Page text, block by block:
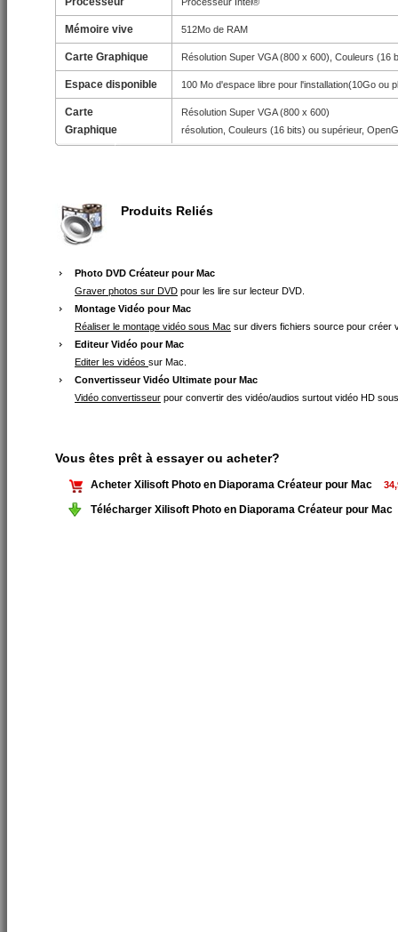
Mémoire vive 512Mo de RAM
Carte Graphique Résolution Super VGA (800 x 600), Couleurs (16
Espace disponible 100 Mo d'espace libre pour l'installation(10Go ou
Carte
Graphique
Résolution Super VGA (800 x 600)
résolution, Couleurs (16 bits) ou supérieur,
Produits Reliés
Photo DVD Créateur pour Mac
Graver photos sur DVD pour les lire sur lecteur DVD.
Montage Vidéo pour Mac
Réaliser le montage vidéo sous Mac sur divers fichiers source pour créer
Editeur Vidéo pour Mac
Editer les vidéos sur Mac.
Convertisseur Vidéo Ultimate pour Mac
Vidéo convertisseur pour convertir des vidéo/audios surtout vidéo HD
Vous êtes prêt à essayer ou acheter?
Acheter Xilisoft Photo en Diaporama Créateur pour Mac
Télécharger Xilisoft Photo en Diaporama Créateur pour Mac